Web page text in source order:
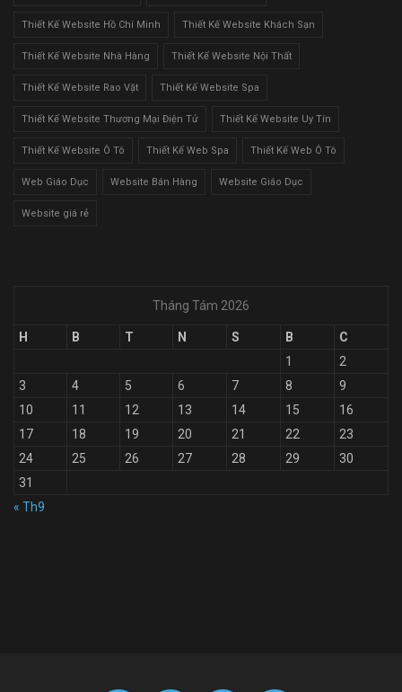
Thiết Kế Website Hồ Chí Minh Thiết Kế Website Khách Sạn
Thiết Kế Website Nhà Hàng Thiết Kế Website Nội Thất
Thiết Kế Website Rao Vặt Thiết Kế Website Spa
Thiết Kế Website Thương Mại Điện Tử Thiết Kế Website Uy Tín
Thiết Kế Website Ô Tô Thiết Kế Web Spa Thiết Kế Web Ô Tô
Web Giáo Dục Website Bán Hàng Website Giáo Dục
Website giá rẻ
Tháng Tám 2026
H B T N S B
C
1
2
3
4 5 6 7 8
9
10
11 12 13 14 15
16
17
18 19 20 21 22
23
24
25 26 27 28 29
30
31
« Th9